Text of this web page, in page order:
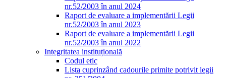
nr.52/2003 în anul 2024
Raport de evaluare a implementării Legii
nr.52/2003 în anul 2023
Raport de evaluare a implementării Legii
nr.52/2003 în anul 2022
Integritatea instituțională
Codul etic
Lista cuprinzând cadourile primite potrivit legii